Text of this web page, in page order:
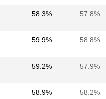
58.3% 57.8%
59.9% 58.8%
59.2% 57.9%
58.9% 58.2%